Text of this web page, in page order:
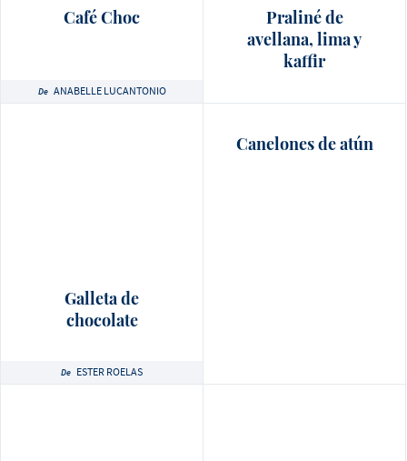
Café Choc
De ANABELLE LUCANTONIO
Praliné de
avellana, lima y
kaffir
Galleta de
chocolate
De ESTER ROELAS
Canelones de atún